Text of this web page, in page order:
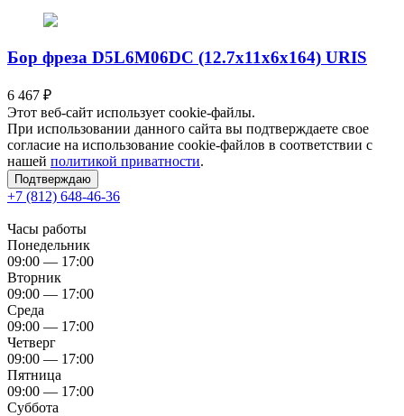
Бор фреза D5L6M06DC (12.7x11x6x164) URIS
6 467 ₽
Этот веб-сайт использует cookie-файлы.
При использовании данного сайта вы подтверждаете свое
согласие на использование cookie-файлов в соответствии с
нашей политикой приватности.
Подтверждаю
+7 (812) 648-46-36
Часы работы
Понедельник
09:00 — 17:00
Вторник
09:00 — 17:00
Среда
09:00 — 17:00
Четверг
09:00 — 17:00
Пятница
09:00 — 17:00
Суббота